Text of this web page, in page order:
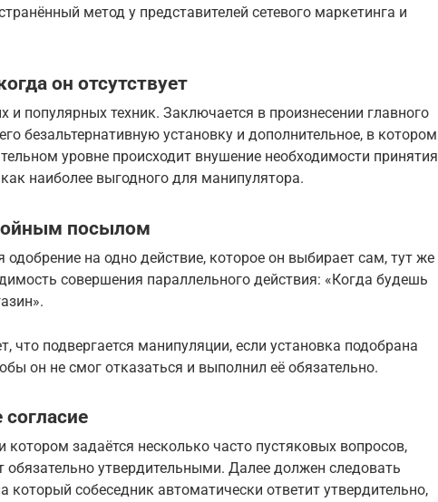
метод у представителей сетевого маркетинга и
он отсутствует
и популярных техник. Заключается в произнесении главного
безальтернативную установку и дополнительное, в котором
уровне происходит внушение необходимости принятия
наиболее выгодного для манипулятора.
посылом
одобрение на одно действие, которое он выбирает сам, тут же
совершения параллельного действия: «Когда будешь
что подвергается манипуляции, если установка подобрана
он не смог отказаться и выполнил её обязательно.
котором задаётся несколько часто пустяковых вопросов,
обязательно утвердительными. Далее должен следовать
собеседник автоматически ответит утвердительно,